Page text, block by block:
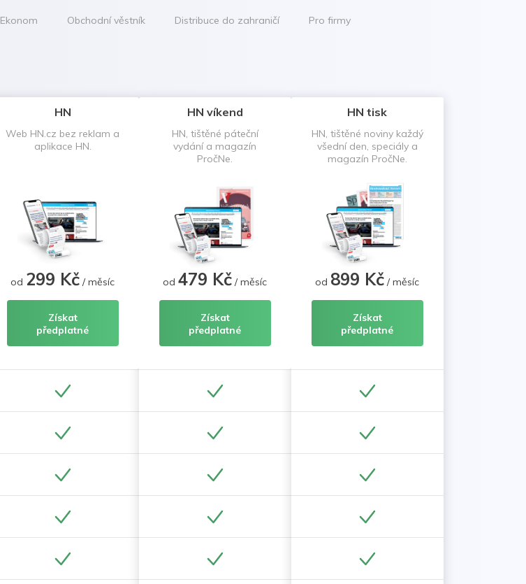
Ekonom Obchodní věstník Distribuce do zahraničí Pro firmy
HN
Web HN.cz bez reklam a
aplikace HN.
od 299 Kč / měsíc
Získat
předplatné
HN víkend
HN, tištěné páteční
vydání a magazín
PročNe.
od479 Kč / měsíc
Získat
předplatné
HN tisk
HN, tištěné noviny každý
všední den, speciály a
magazín PročNe.
od 899 Kč / měsíc
Získat
předplatné